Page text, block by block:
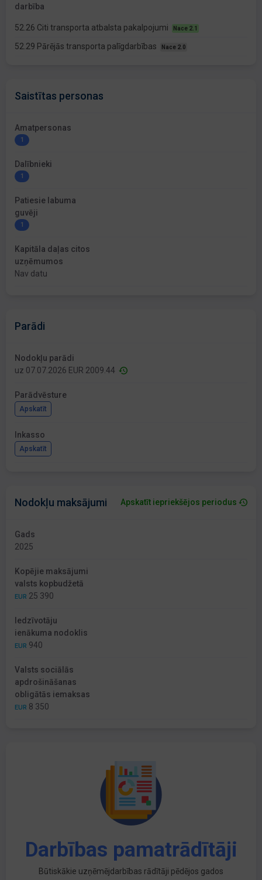
darbība
52.26 Citi transporta atbalsta pakalpojumi Nace 2.1
52.29 Pārējās transporta palīgdarbības Nace 2.0
Saistītas personas
Amatpersonas
1
Dalībnieki
1
Patiesie labuma
guvēji
1
Kapitāla daļas citos
uzņēmumos
Nav datu
Parādi
Nodokļu parādi
uz 07.07.2026 EUR 2009.44
Parādvēsture
Apskatīt
Inkasso
Apskatīt
Nodokļu maksājumi Apskatīt iepriekšējos periodus
Gads
2025
Kopējie maksājumi
valsts kopbudžetā
EUR 25 390
Iedzīvotāju
ienākuma nodoklis
EUR 940
Valsts sociālās
apdrošināšanas
obligātās iemaksas
EUR 8 350
Darbības pamatrādītāji
Būtiskākie uzņēmējdarbības rādītāji pēdējos gados